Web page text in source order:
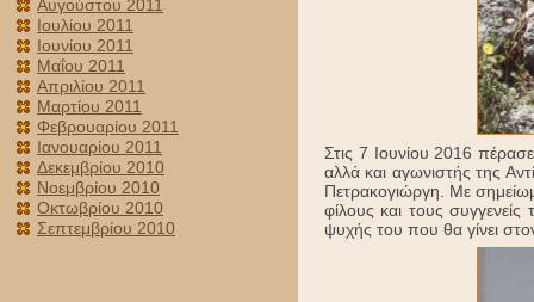
Αυγούστου 2011
Ιουλίου 2011
Ιουνίου 2011
Μαΐου 2011
Απριλίου 2011
Μαρτίου 2011
Φεβρουαρίου 2011
Ιανουαρίου 2011
Δεκεμβρίου 2010
Νοεμβρίου 2010
Οκτωβρίου 2010
Σεπτεμβρίου 2010
Στις 7 Ιουνίου 2016
αλλά και αγωνιστής της
Πετρακογιώργη. Με
φίλους και τους
ψυχής του που θα γίνει